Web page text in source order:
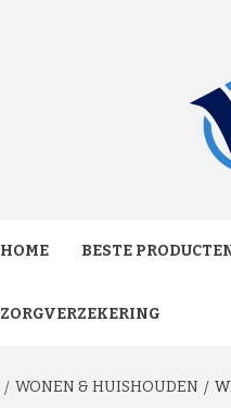
HOME BESTE
ZORGVERZEKERING
WONEN & HUISHOUDEN